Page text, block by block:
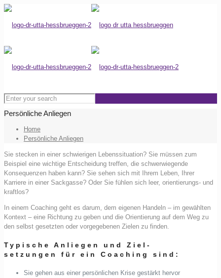
Persönliche Anliegen
Home
Persönliche Anliegen
Sie stecken in einer schwierigen Lebenssituation? Sie müssen zum
Beispiel eine wichtige Entscheidung treffen, die schwerwiegende
Konsequenzen haben kann? Sie sehen sich mit Ihrem Leben, Ihrer
Karriere in einer Sackgasse? Oder Sie fühlen sich leer, orientierungs- und
kraftlos?
In einem Coaching geht es darum, dem eigenen Handeln – im gewählten
Kontext – eine Richtung zu geben und die Orientierung auf dem Weg zu
den selbst gesetzten oder vorgegebenen Zielen zu finden.
Typische Anliegen und Ziel-
setzungen für ein Coaching sind:
Sie gehen aus einer persönlichen Krise gestärkt hervor